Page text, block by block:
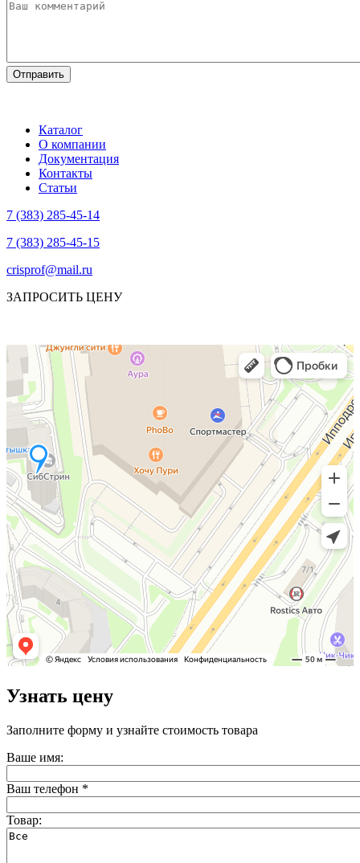
Каталог
О компании
Документация
Контакты
Статьи
7 (383) 285-45-14
7 (383) 285-45-15
crisprof@mail.ru
ЗАПРОСИТЬ ЦЕНУ
Узнать цену
Заполните форму и узнайте стоимость товара
Ваше имя:
Ваш телефон *
Товар: